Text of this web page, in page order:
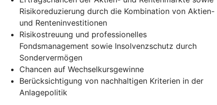
Risikoreduzierung durch die Kombination von Aktien-
und Renteninvestitionen
Risikostreuung und professionelles
Fondsmanagement sowie Insolvenzschutz durch
Sondervermögen
Chancen auf Wechselkursgewinne
Berücksichtigung von nachhaltigen Kriterien in der
Anlagepolitik